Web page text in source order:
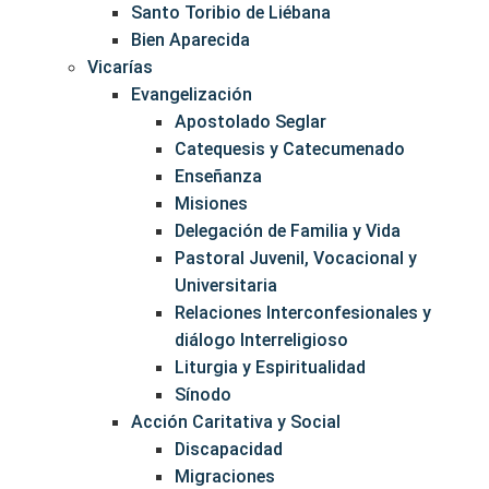
Santo Toribio de Liébana
Bien Aparecida
Vicarías
Evangelización
Apostolado Seglar
Catequesis y Catecumenado
Enseñanza
Misiones
Delegación de Familia y Vida
Pastoral Juvenil, Vocacional y
Universitaria
Relaciones Interconfesionales y
diálogo Interreligioso
Liturgia y Espiritualidad
Sínodo
Acción Caritativa y Social
Discapacidad
Migraciones